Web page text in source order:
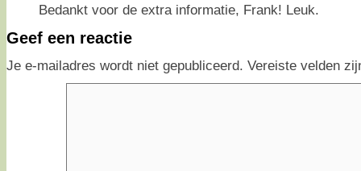
Bedankt voor de extra informatie, Frank! Leuk.
Geef een reactie
Je e-mailadres wordt niet gepubliceerd. Vereiste velden